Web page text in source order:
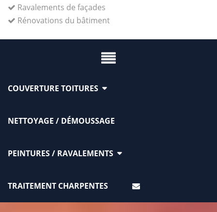
Ravalements de façades
Rénovations du bâtiment
COUVERTURE TOITURES
NETTOYAGE / DÉMOUSSAGE
PEINTURES / RAVALEMENTS
TRAITEMENT CHARPENTES